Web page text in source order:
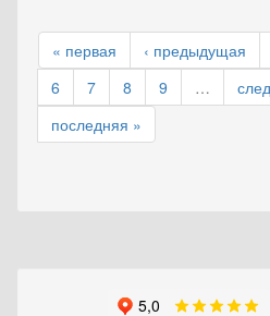
« первая ‹ предыдущая
6
7 8 9 …
последняя »